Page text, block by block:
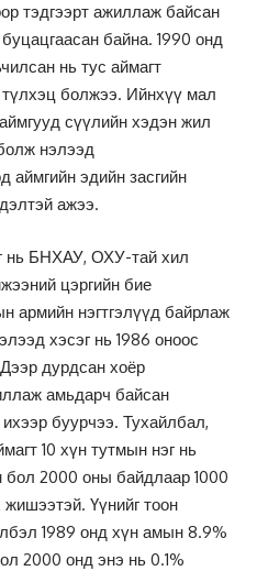
тэдгээрт ажиллаж байсан
байна. 1990 онд
нь тус аймагт
болжээ. Ийнхүү мал
сүүлийн хэдэн жил
нэлээд
аймгийн эдийн засгийн
ажээ.
нь БНХАУ, ОХУ-тай хил
цэргийн бие
армийн нэгтгэлүүд байрлаж
хэсэг нь 1986 оноос
дурдсан хоёр
амьдарч байсан
буурчээ. Тухайлбал,
10 хүн тутмын нэг нь
бол 2000 оны байдлаар 1000
Үүнийг тоон
1989 онд хүн амын 8.9%
2000 онд энэ нь 0.1%